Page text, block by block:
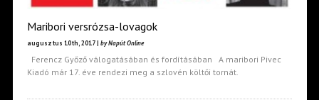
Maribori versrózsa-lovagok
augusztus 10th, 2017 | by Napút Online
Ferencz Győző válogatásában és fordításában A maribori Pivec
Kiadó már 17. éve rendezi meg a szlovén költői tornát.